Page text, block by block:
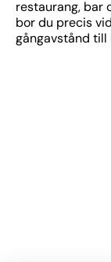
restaurang, bar
bor du precis
gångavstånd till